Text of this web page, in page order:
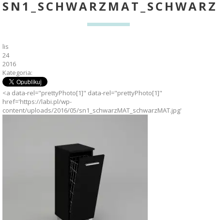
lis
24
2016
Kategoria:
<a data-rel="prettyPhoto[1]" data-rel="prettyPhoto[1]"
href='https://labi.pl/wp-
content/uploads/2016/05/sn1_schwarzMAT_schwarzMAT.jpg'